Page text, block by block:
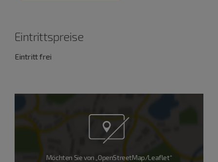
Eintrittspreise
Eintritt frei
Möchten Sie von „OpenStreetMap/Leaflet“